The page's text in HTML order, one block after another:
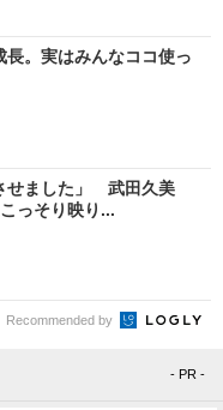
。実はみんなココ使っ
せました」 武田久美
っそり映り...
Recommended by
- PR -